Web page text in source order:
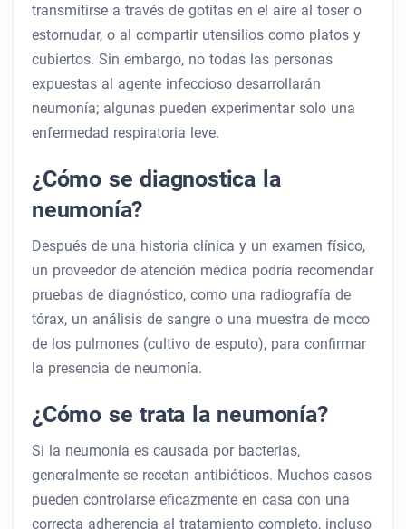
transmitirse a través de gotitas en el aire al toser o
estornudar, o al compartir utensilios como platos y
cubiertos. Sin embargo, no todas las personas
expuestas al agente infeccioso desarrollarán
neumonía; algunas pueden experimentar solo una
enfermedad respiratoria leve.
¿Cómo se diagnostica la
neumonía?
Después de una historia clínica y un examen físico,
un proveedor de atención médica podría recomendar
pruebas de diagnóstico, como una radiografía de
tórax, un análisis de sangre o una muestra de moco
de los pulmones (cultivo de esputo), para confirmar
la presencia de neumonía.
¿Cómo se trata la neumonía?
Si la neumonía es causada por bacterias,
generalmente se recetan antibióticos. Muchos casos
pueden controlarse eficazmente en casa con una
correcta adherencia al tratamiento completo, incluso